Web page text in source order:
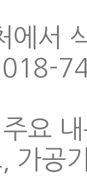
에서
요
가공